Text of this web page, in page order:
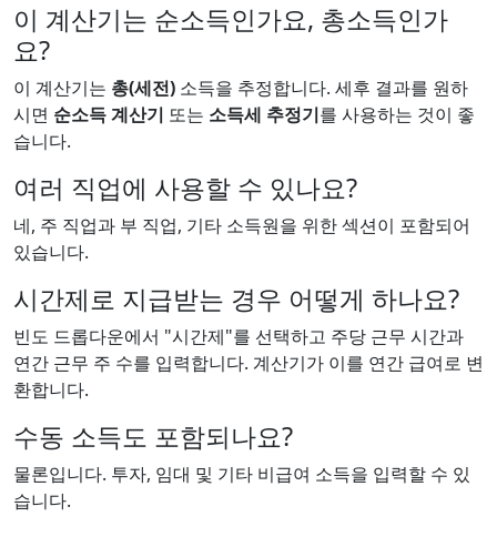
이 계산기는 순소득인가요, 총소득인가
요?
이 계산기는 총(세전) 소득을 추정합니다. 세후 결과를 원하
시면 순소득 계산기 또는 소득세 추정기를 사용하는 것이 좋
습니다.
여러 직업에 사용할 수 있나요?
네, 주 직업과 부 직업, 기타 소득원을 위한 섹션이 포함되어
있습니다.
시간제로 지급받는 경우 어떻게 하나요?
빈도 드롭다운에서 "시간제"를 선택하고 주당 근무 시간과
연간 근무 주 수를 입력합니다. 계산기가 이를 연간 급여로 변
환합니다.
수동 소득도 포함되나요?
물론입니다. 투자, 임대 및 기타 비급여 소득을 입력할 수 있
습니다.